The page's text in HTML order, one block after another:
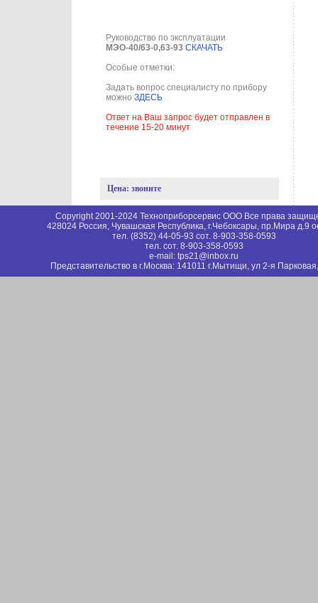
Руководство по эксплуатации
МЭО-40/63-0,63-93 СКАЧАТЬ
Особые отметки:
Задать вопрос специалисту по прибору
можно ЗДЕСЬ
Ответ на Ваш запрос будет отправлен в
течение 15-20 минут
Цена: звоните
Copyright 2001-2024 Техноприборсервис ООО Все права
428024 Россия, Чувашская Республика, г.Чебоксары, пр.Мира д.9
тел. (8352) 44-05-93 сот. 8-903-358-0593
тел. сот. 8-903-358-0593
e-mail: tps21@inbox.ru
Представительство в г.Москва: 141011 г.Мытищи, ул 2-я